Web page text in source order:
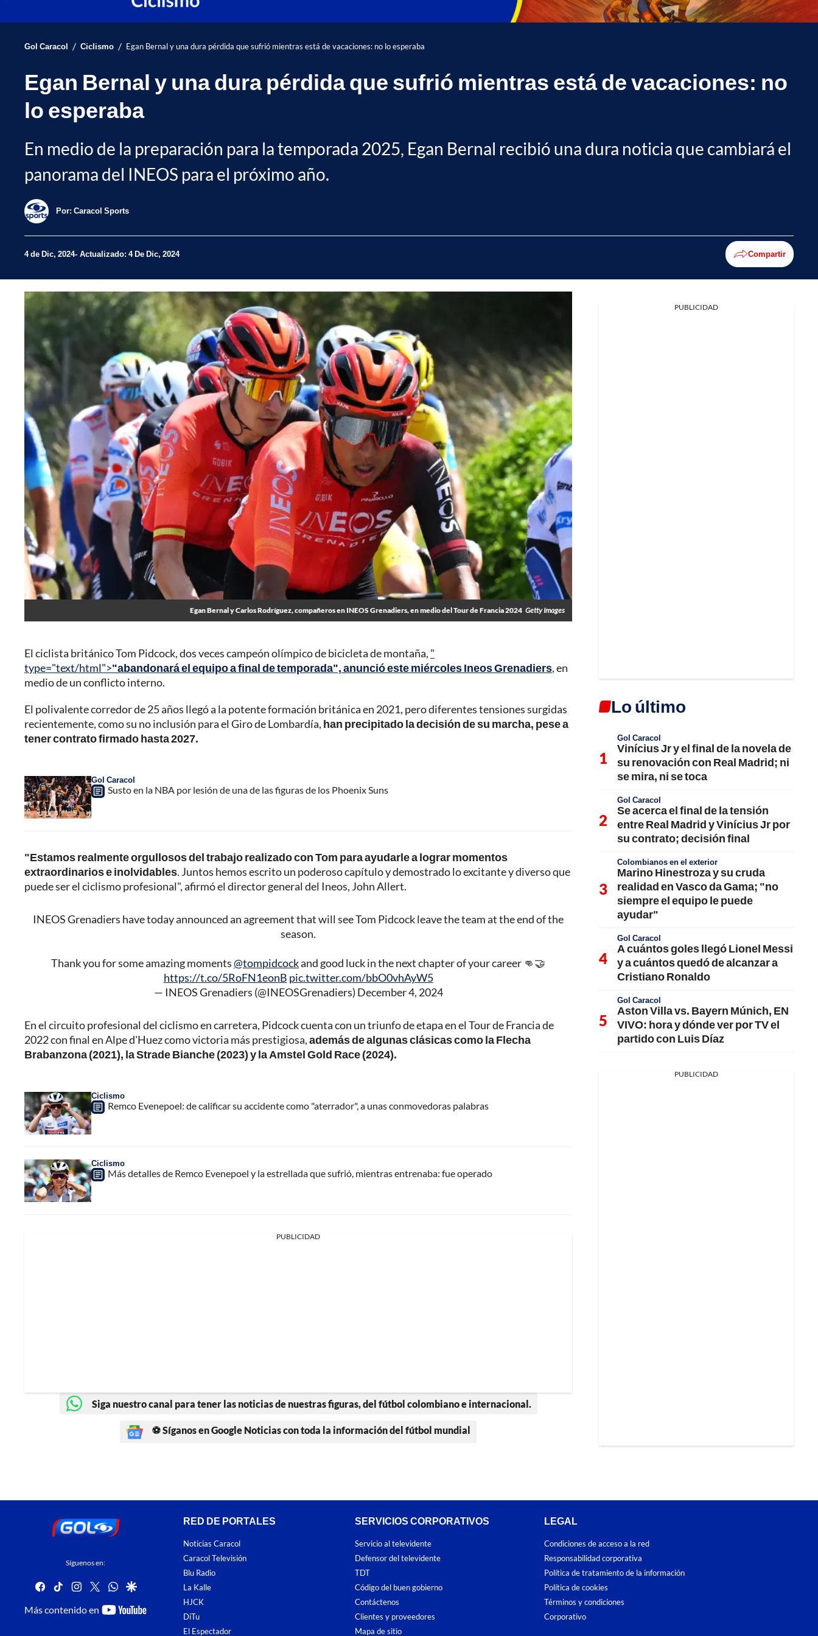
Gol Caracol / Ciclismo / Egan Bernal y una dura pérdida que sufrió mientras está de vacaciones: no lo esperaba
Egan Bernal y una dura pérdida que sufrió mientras está de vacaciones: no
lo esperaba
En medio de la preparación para la temporada 2025, Egan Bernal recibió una dura noticia que cambiará el
panorama del INEOS para el próximo año.
Por: Caracol Sports
4 de Dic, 2024 Actualizado: 4 De Dic, 2024 Compartir
Egan Bernal y Carlos Rodríguez, compañeros en INEOS Grenadiers, en medio del Tour de Francia 2024 Getty Images
El ciclista británico Tom Pidcock, dos veces campeón olímpico de bicicleta de montaña, "
type="text/html">"abandonará el equipo a final de temporada", anunció este miércoles Ineos Grenadiers, en
medio de un conflicto interno.
El polivalente corredor de 25 años llegó a la potente formación británica en 2021, pero diferentes tensiones surgidas
recientemente, como su no inclusión para el Giro de Lombardía, han precipitado la decisión de su marcha, pese a
tener contrato firmado hasta 2027.
Gol Caracol
Susto en la NBA por lesión de una de las figuras de los Phoenix Suns
"Estamos realmente orgullosos del trabajo realizado con Tom para ayudarle a lograr momentos
extraordinarios e inolvidables. Juntos hemos escrito un poderoso capítulo y demostrado lo excitante y diverso que
puede ser el ciclismo profesional", afirmó el director general del Ineos, John Allert.
INEOS Grenadiers have today announced an agreement that will see Tom Pidcock leave the team at the end of the
season.
Thank you for some amazing moments@tompidcockand good luck in the next chapter of your career 👊🤝
https://t.co/5RoFN1eonB pic.twitter.com/bbO0vhAyW5
— INEOS Grenadiers (@INEOSGrenadiers) December 4, 2024
En el circuito profesional del ciclismo en carretera, Pidcock cuenta con un triunfo de etapa en el Tour de Francia de
2022 con final en Alpe d'Huez como victoria más prestigiosa,además de algunas clásicas como la Flecha
Brabanzona (2021), la Strade Bianche (2023) y la Amstel Gold Race (2024).
Ciclismo
Remco Evenepoel: de calificar su accidente como "aterrador", a unas conmovedoras palabras
Ciclismo
Más detalles de Remco Evenepoel y la estrellada que sufrió, mientras entrenaba: fue operado
PUBLICIDAD
Siga nuestro canal para tener las noticias de nuestras figuras, del fútbol colombiano e internacional.
⚽ Síganos en Google Noticias con toda la información del fútbol mundial
PUBLICIDAD
Lo último
Gol Caracol
Vinícius Jr y el final de la novela de
su renovación con Real Madrid; ni
se mira, ni se toca
Gol Caracol
Se acerca el final de la tensión
entre Real Madrid y Vinícius Jr por
su contrato; decisión final
Colombianos en el exterior
Marino Hinestroza y su cruda
realidad en Vasco da Gama; "no
siempre el equipo le puede
ayudar"
Gol Caracol
A cuántos goles llegó Lionel Messi
y a cuántos quedó de alcanzar a
Cristiano Ronaldo
Gol Caracol
Aston Villa vs. Bayern Múnich, EN
VIVO: hora y dónde ver por TV el
partido con Luis Díaz
PUBLICIDAD
Síguenos en:
facebook
tiktokinstagram
twitterwhatsapp
google
Más contenido en
youtube-
RED DE PORTALES
Noticias Caracol
Caracol Televisión
Blu Radio
La Kalle
HJCK
DiTu
El Espectador
SERVICIOS CORPORATIVOS
Servicio al televidente
Defensor del televidente
TDT
Código del buen gobierno
Contáctenos
Clientes y proveedores
Mapa de sitio
LEGAL
Condiciones de acceso a la red
Responsabilidad corporativa
Política de tratamiento de la información
Política de cookies
Términos y condiciones
Corporativo